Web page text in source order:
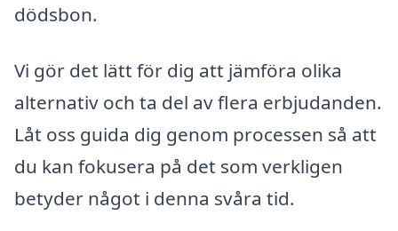
dödsbon.
Vi gör det lätt för dig att jämföra olika
alternativ och ta del av flera erbjudanden.
Låt oss guida dig genom processen så att
du kan fokusera på det som verkligen
betyder något i denna svåra tid.